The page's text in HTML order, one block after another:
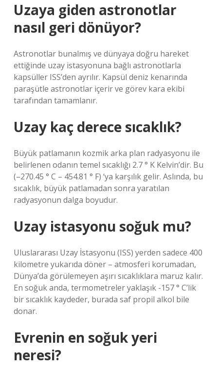
Uzaya giden astronotlar
nasıl geri dönüyor?
Astronotlar bunalmış ve dünyaya doğru hareket
ettiğinde uzay istasyonuna bağlı astronotlarla
kapsüller ISS’den ayrılır. Kapsül deniz kenarında
paraşütle astronotlar içerir ve görev kara ekibi
tarafından tamamlanır.
Uzay kaç derece sıcaklık?
Büyük patlamanın kozmik arka plan radyasyonu ile
belirlenen odanın temel sıcaklığı 2.7 ° K Kelvin’dir. Bu
(–270.45 ° C – 454.81 ° F) ‘ya karşılık gelir. Aslında, bu
sıcaklık, büyük patlamadan sonra yaratılan
radyasyonun dalga boyudur.
Uzay istasyonu soğuk mu?
Uluslararası Uzay İstasyonu (ISS) yerden sadece 400
kilometre yukarıda döner – atmosferi korumadan,
Dünya’da görülemeyen aşırı sıcaklıklara maruz kalır.
En soğuk anda, termometreler yaklaşık -157 ° C’lik
bir sıcaklık kaydeder, burada saf propil alkol bile
donar.
Evrenin en soğuk yeri
neresi?